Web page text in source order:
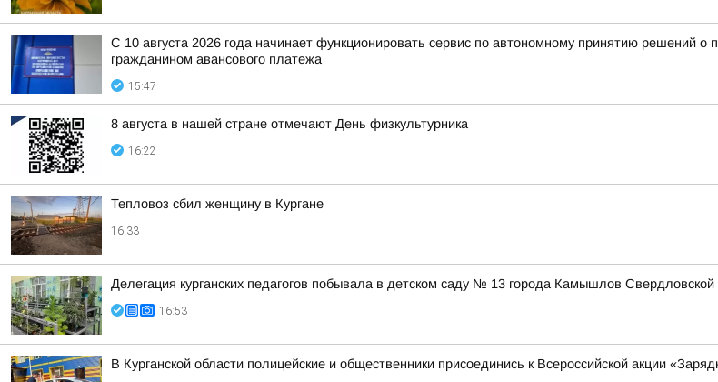
С 10 августа 2026 года начинает функционировать сервис по автономному принятию решений
гражданином авансового платежа
15:47
8 августа в нашей стране отмечают День физкультурника
16:22
Тепловоз сбил женщину в Кургане
16:33
Делегация курганских педагогов побывала в детском саду № 13 города Камышлов Свердловской
16:53
В Курганской области полицейские и общественники присоединись к Всероссийской акции